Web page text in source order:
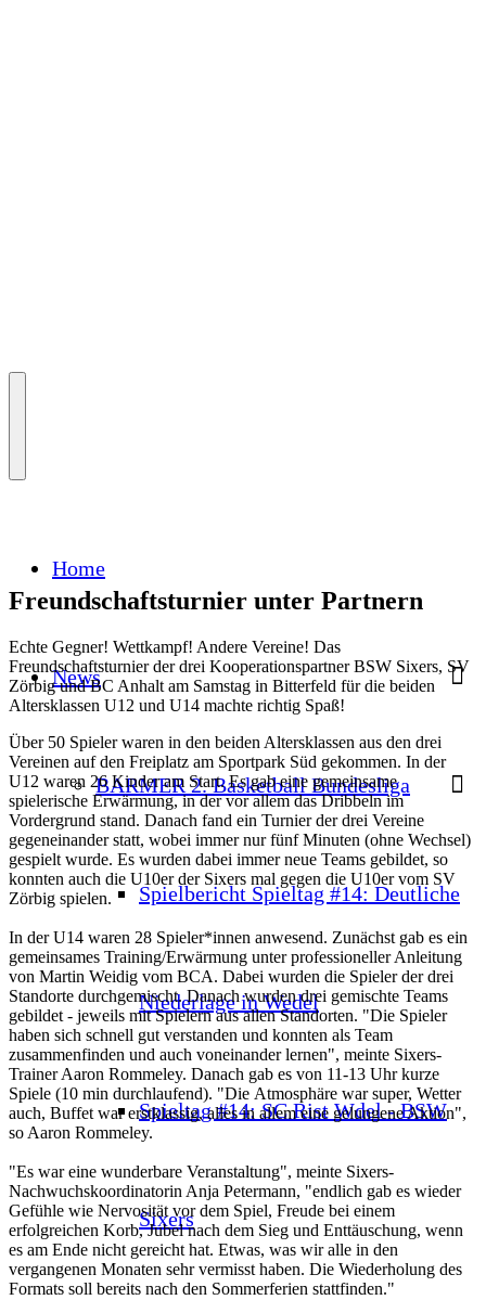
Home
News
BARMER 2. Basketball Bundesliga
Spielbericht Spieltag #14: Deutliche
Niederlage in Wedel
Spieltag #14: SC Rist Wdel - BSW
Sixers
Freundschaftsturnier unter Partnern
Echte Gegner! Wettkampf! Andere Vereine! Das
Freundschaftsturnier der drei Kooperationspartner BSW Sixers, SV
Zörbig und BC Anhalt am Samstag in Bitterfeld für die beiden
Altersklassen U12 und U14 machte richtig Spaß!
Über 50 Spieler waren in den beiden Altersklassen aus den drei
Vereinen auf den Freiplatz am Sportpark Süd gekommen. In der
U12 waren 26 Kinder am Start. Es gab eine gemeinsame
spielerische Erwärmung, in der vor allem das Dribbeln im
Vordergrund stand. Danach fand ein Turnier der drei Vereine
gegeneinander statt, wobei immer nur fünf Minuten (ohne Wechsel)
gespielt wurde. Es wurden dabei immer neue Teams gebildet, so
konnten auch die U10er der Sixers mal gegen die U10er vom SV
Zörbig spielen.
In der U14 waren 28 Spieler*innen anwesend. Zunächst gab es ein
gemeinsames Training/Erwärmung unter professioneller Anleitung
von Martin Weidig vom BCA. Dabei wurden die Spieler der drei
Standorte durchgemischt. Danach wurden drei gemischte Teams
gebildet - jeweils mit Spielern aus allen Standorten. "Die Spieler
haben sich schnell gut verstanden und konnten als Team
zusammenfinden und auch voneinander lernen", meinte Sixers-
Trainer Aaron Rommeley. Danach gab es von 11-13 Uhr kurze
Spiele (10 min durchlaufend). "Die Atmosphäre war super, Wetter
auch, Buffet war erstklassig, alles in allem eine gelungene Aktion",
so Aaron Rommeley.
"Es war eine wunderbare Veranstaltung", meinte Sixers-
Nachwuchskoordinatorin Anja Petermann, "endlich gab es wieder
Gefühle wie Nervosität vor dem Spiel, Freude bei einem
erfolgreichen Korb, Jubel nach dem Sieg und Enttäuschung, wenn
es am Ende nicht gereicht hat. Etwas, was wir alle in den
vergangenen Monaten sehr vermisst haben. Die Wiederholung des
Formats soll bereits nach den Sommerferien stattfinden."